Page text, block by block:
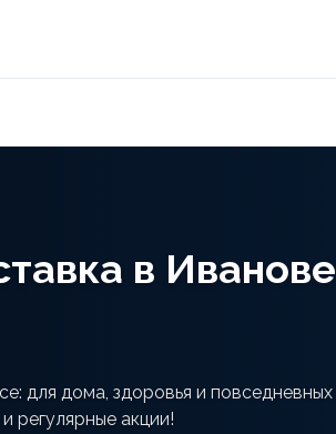
в Иванове
дома, здоровья и
регулярные акции!